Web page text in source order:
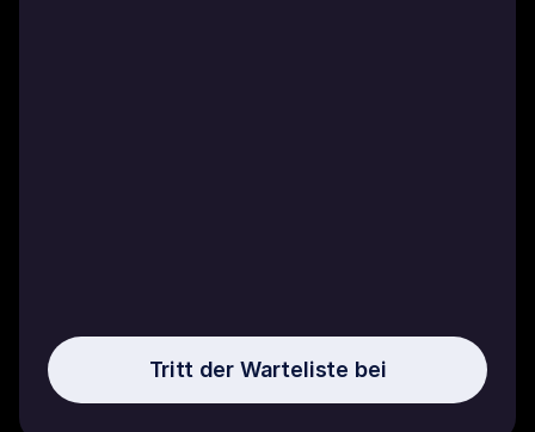
Tritt der Warteliste bei